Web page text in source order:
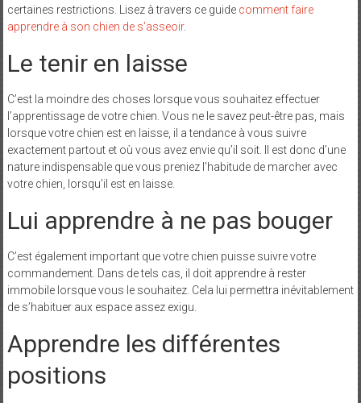
certaines restrictions. Lisez à travers ce guide comment faire
apprendre à son chien de s’asseoir.
Le tenir en laisse
C’est la moindre des choses lorsque vous souhaitez effectuer
l’apprentissage de votre chien. Vous ne le savez peut-être pas, mais
lorsque votre chien est en laisse, il a tendance à vous suivre
exactement partout et où vous avez envie qu’il soit. Il est donc d’une
nature indispensable que vous preniez l’habitude de marcher avec
votre chien, lorsqu’il est en laisse.
Lui apprendre à ne pas bouger
C’est également important que votre chien puisse suivre votre
commandement. Dans de tels cas, il doit apprendre à rester
immobile lorsque vous le souhaitez. Cela lui permettra inévitablement
de s’habituer aux espace assez exigu.
Apprendre les différentes
positions